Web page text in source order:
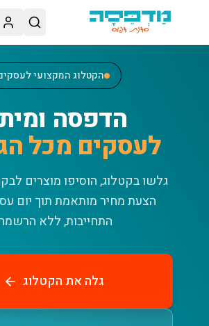
דלג לתוכן הראשי
הקטלוג המקצועי
הדפסה
לעסקים מכל
גלשו בקטלוג, הוסיפו מוצרים
הצעת מחיר מותאמת תוך יום
התחייבות, ללא
גלה את הקטלוג